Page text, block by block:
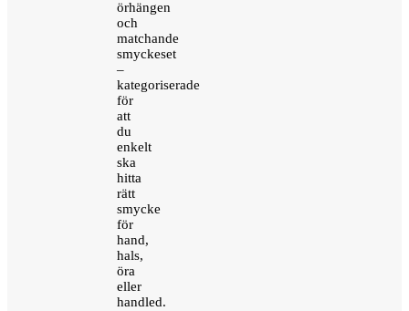
örhängen
och
matchande
smyckeset
–
kategoriserade
för
att
du
enkelt
ska
hitta
rätt
smycke
för
hand,
hals,
öra
eller
handled.